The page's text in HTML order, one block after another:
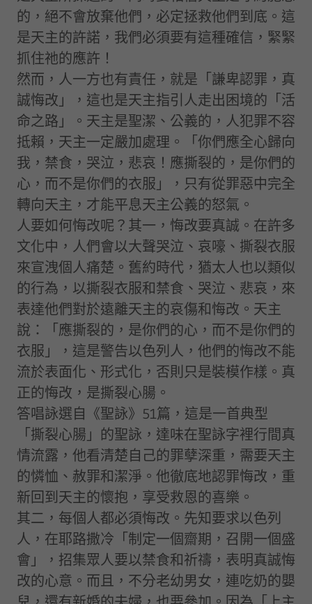
的，絕不會放棄他們，必定拯救他們到底。這
是天主的許諾，我們必須要有這種確信，緊緊
抓住祂的應許！
然而，人一方也有責任，就是「謙卑認罪，真
誠悔改」，這也是天主指引人走出困境的「活
命之路」。天主是聖潔、公義的，人犯罪不容
抵賴，天主一定嚴加處理。「你們應全心歸向
我，禁食，哭泣，悲哀！應撕裂的，是你們的
心，而不是你們的衣服」，只有從罪惡中完全
轉向天主，才能平息天主公義的怒氣。
人要如何悔改呢？其一，悔改要真誠。在許多
文化中，人們會以大聲哭泣、哀嚎、撕裂衣服
來宣洩個人痛楚。舊約時代，猶太人也以類似
的行為，以撕裂衣服和禁食、哭泣、悲哀，來
表達他們對於遠離天主的哀傷和悔改。天主
說：「應撕裂的，是你們的心，而不是你們的
衣服」，這是警告以色列人，他們的悔改不能
流於表面化、形式化，否則只是裝模作樣。真
正的悔改，是撕裂心腸。
答唱詠選自《聖詠》51篇，這是一首典型
「撕裂心腸」的聖詠，達味在聖詠字裡行間真
情流露，他看清楚自己的罪孽深重，需要天主
的憐恤、赦罪和潔淨。他徹底地認罪悔改，重
新回到天主的懷抱，享受救恩的喜樂。
其二，每個人都必須悔改。先知要求以色列
人，在耶路撒冷「制定一個齋期，召開一個盛
會」，招集眾人要以禁食和祈禱，表明真誠悔
改的心意。而且，不分老幼男女，連吃奶的嬰